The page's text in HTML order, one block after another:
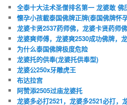
全泰十大法术圣僧排名第一 龙婆敢 佛
懷孕小孩載泰国佛牌正牌(泰国佛牌怀
龙婆卡贤2537药师佛，龙婆卡贤药师
龙婆爽师傅，龙婆爽2530成功佛牌，
为什么泰国佛牌极度危险
龙婆托的供奉(龙婆托供奉型)
龙婆公250x牙雕虎王
布达拉宫
阿赞添2505过庙龙婆托
龙婆多必打2521，龙婆多2521必打，